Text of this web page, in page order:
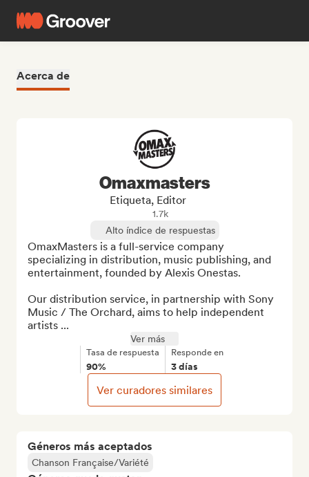
Acerca de
Géneros más aceptados
Chanson Française/Variété
Omaxmasters
Etiqueta, Editor
1.7k
Alto índice de respuestas
OmaxMasters is a full-service company
specializing in distribution, music publishing, and
entertainment, founded by Alexis Onestas.
Our distribution service, in partnership with Sony
Music / The Orchard, aims to help independent
artists ...
Ver más
Tasa de respuesta
90%
Responde en
3 días
Ver curadores similares